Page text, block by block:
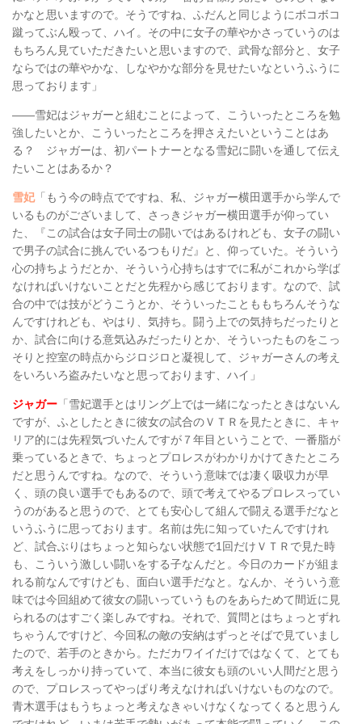
かなと思いますので。そうですね、ふだんと同じようにボコボコ
蹴ってぶん殴って、ハイ。その中に女子の華やかさっていうのは
もちろん見ていただきたいと思いますので、武骨な部分と、女子
ならではの華やかな、しなやかな部分を見せたいなというふうに
思っております」
――雪妃はジャガーと組むことによって、こういったところを勉
強したいとか、こういったところを押さえたいということはあ
る？ ジャガーは、初パートナーとなる雪妃に闘いを通して伝え
たいことはあるか？
雪妃「もう今の時点でですね、私、ジャガー横田選手から学んで
いるものがございまして、さっきジャガー横田選手が仰ってい
た、『この試合は女子同士の闘いではあるけれども、女子の闘い
で男子の試合に挑んでいるつもりだ』と、仰っていた。そういう
心の持ちようだとか、そういう心持ちはすでに私がこれから学ば
なければいけないことだと先程から感じております。なので、試
合の中では技がどうこうとか、そういったことももちろんそうな
んですけれども、やはり、気持ち。闘う上での気持ちだったりと
か、試合に向ける意気込みだったりとか、そういったものをこっ
そりと控室の時点からジロジロと凝視して、ジャガーさんの考え
をいろいろ盗みたいなと思っております、ハイ」
ジャガー 「雪妃選手とはリング上では一緒になったときはないん
ですが、ふとしたときに彼女の試合のＶＴＲを見たときに、キャ
リア的には先程気づいたんですが７年目ということで、一番脂が
乗っているときで、ちょっとプロレスがわかりかけてきたところ
だと思うんですね。なので、そういう意味では凄く吸収力が早
く、頭の良い選手でもあるので、頭で考えてやるプロレスってい
うのがあると思うので、とても安心して組んで闘える選手だなと
いうふうに思っております。名前は先に知っていたんですけれ
ど、試合ぶりはちょっと知らない状態で1回だけＶＴＲで見た時
も、こういう激しい闘いをする子なんだと。今日のカードが組ま
れる前なんですけども、面白い選手だなと。なんか、そういう意
味では今回組めて彼女の闘いっていうものをあらためて間近に見
られるのはすごく楽しみですね。それで、質問とはちょっとずれ
ちゃうんですけど、今回私の敵の安納はずっとそばで見ていまし
たので、若手のときから。ただカワイイだけではなくて、とても
考えをしっかり持っていて、本当に彼女も頭のいい人間だと思う
ので、プロレスってやっぱり考えなければいけないものなので。
青木選手はもうちょっと考えなきゃいけなくなってくると思うん